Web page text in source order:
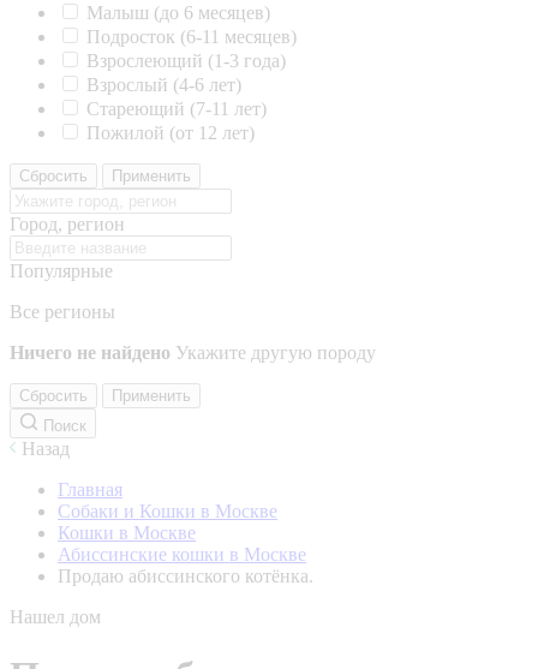
Малыш (до 6 месяцев)
Подросток (6-11 месяцев)
Взрослеющий (1-3 года)
Взрослый (4-6 лет)
Стареющий (7-11 лет)
Пожилой (от 12 лет)
Сбросить Применить
Город, регион
Популярные
Все регионы
Ничего не найдено Укажите другую породу
Сбросить
Применить
Поиск
Назад
Главная
Собаки и Кошки в Москве
Кошки в Москве
Абиссинские кошки в Москве
Продаю абиссинского котёнка.
Нашел дом